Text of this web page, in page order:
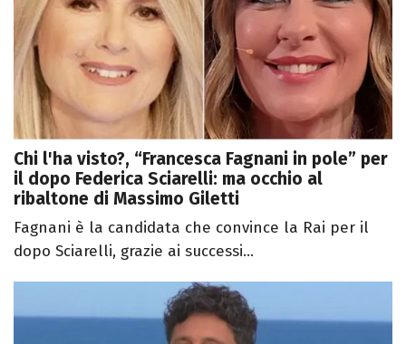
Chi l'ha visto?, “Francesca Fagnani in pole” per
il dopo Federica Sciarelli: ma occhio al
ribaltone di Massimo Giletti
Fagnani è la candidata che convince la Rai per il
dopo Sciarelli, grazie ai successi...